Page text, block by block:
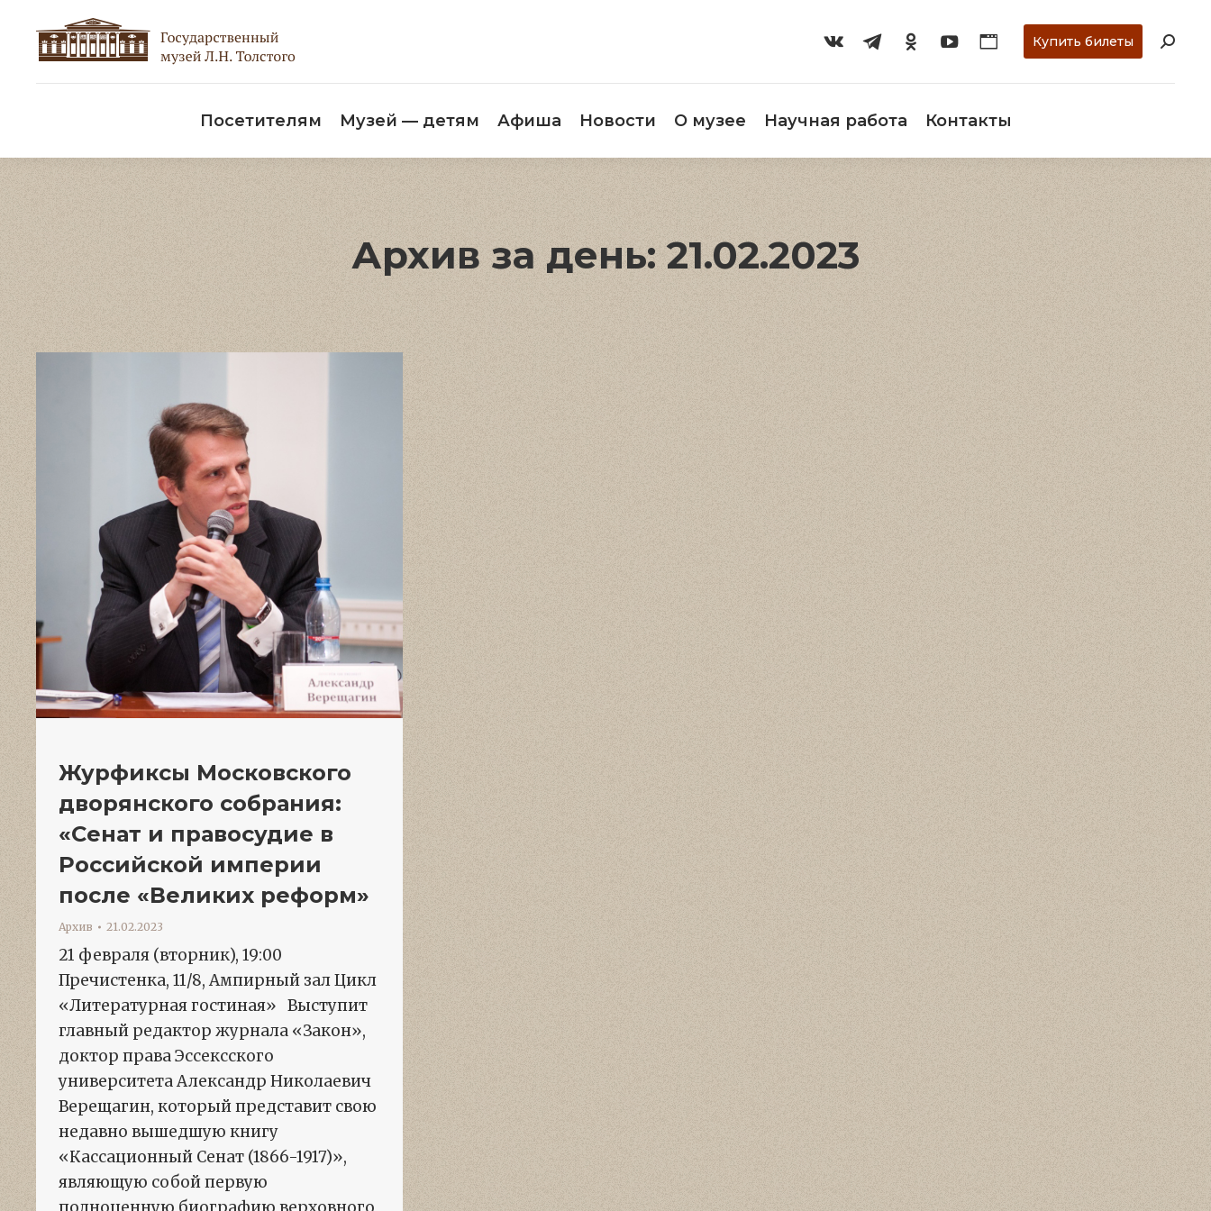
Купить билеты
Посетителям Музей — детям Афиша Новости О музее Научная работа Контакты
Архив за день: 21.02.2023
Журфиксы Московского
дворянского собрания:
«Сенат и правосудие в
Российской империи
после «Великих реформ»
Архив 21.02.2023
21 февраля (вторник), 19:00
Пречистенка, 11/8, Ампирный зал Цикл
«Литературная гостиная» Выступит
главный редактор журнала «Закон»,
доктор права Эссексского
университета Александр Николаевич
Верещагин, который представит свою
недавно вышедшую книгу
«Кассационный Сенат (1866-1917)»,
являющую собой первую
О музее Научная работа Контакты